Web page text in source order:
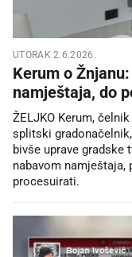
UTORAK 2.6.2026.
Kerum o
namještaja, do
ŽELJKO Kerum,
splitski
bivše uprave gradske
nabavom namještaja,
procesuirati.